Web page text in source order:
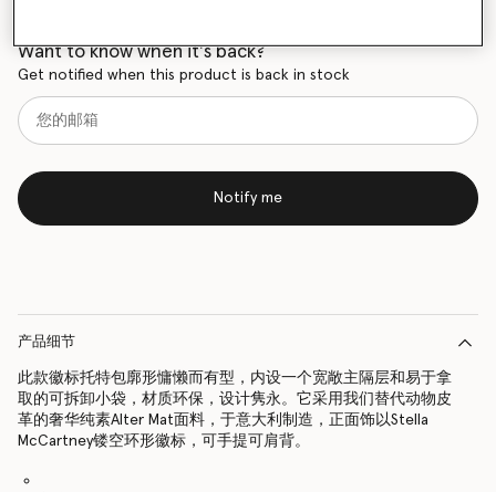
Want to know when it's back?
Get notified when this product is back in stock
Notify me
产品细节
此款徽标托特包廓形慵懒而有型，内设一个宽敞主隔层和易于拿
取的可拆卸小袋，材质环保，设计隽永。它采用我们替代动物皮
革的奢华纯素Alter Mat面料，于意大利制造，正面饰以Stella
McCartney镂空环形徽标，可手提可肩背。